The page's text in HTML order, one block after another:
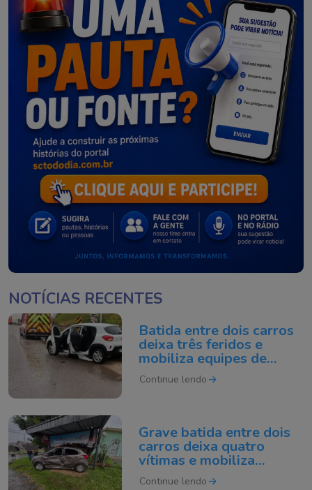
NOTÍCIAS RECENTES
Batida entre dois carros
deixa três feridos e
mobiliza equipes de
resgate em Sangão
Continue lendo
Grave batida entre dois
carros deixa quatro
vítimas e mobiliza
equipes de resgate em
Continue lendo